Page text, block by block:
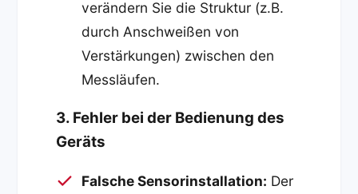
verändern Sie die Struktur (z.B.
durch Anschweißen von
Verstärkungen) zwischen den
Messläufen.
3. Fehler bei der Bedienung des
Geräts
Falsche Sensorinstallation: Der